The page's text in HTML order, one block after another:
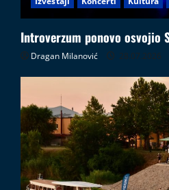
Introverzum ponovo osvojio
Dragan Milanović 28.07.2026